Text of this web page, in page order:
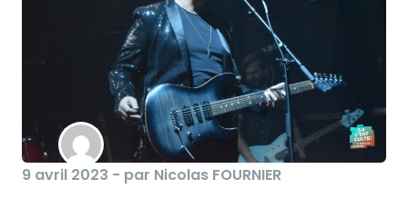
9 avril 2023 - par Nicolas FOURNIER